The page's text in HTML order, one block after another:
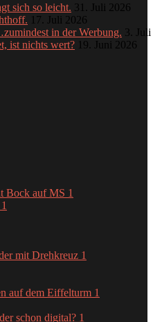
sich so leicht. 31. Juli 2026
17. Juli 2026
in der Werbung. 3.
ist nichts wert? 19. Juni 2026
Bock auf MS 1
1
mit Drehkreuz 1
auf dem Eiffelturm 1
schon digital? 1